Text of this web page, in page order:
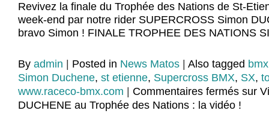
Revivez la finale du Trophée des Nations de St-
week-end par notre rider SUPERCROSS Simon
bravo Simon ! FINALE TROPHEE DES NATIONS
By admin Posted in News Matos Also tagged bmx
Simon Duchene, st etienne, Supercross BMX, SX,
www.raceco-bmx.com
Commentaires fermés sur
DUCHENE au Trophée des Nations : la vidéo !